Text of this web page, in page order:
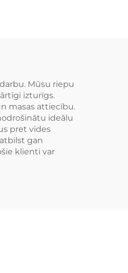
Mūsu riepu
izturīgs.
masas attiecību.
ideālu
pret vides
gan
klienti var